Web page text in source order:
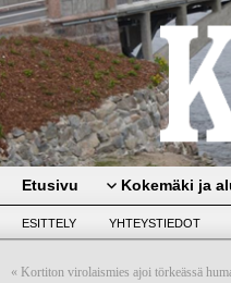
Etusivu Kokemäki ja
ESITTELY YHTEYSTIEDOT
« Kortiton virolaismies ajoi törkeässä